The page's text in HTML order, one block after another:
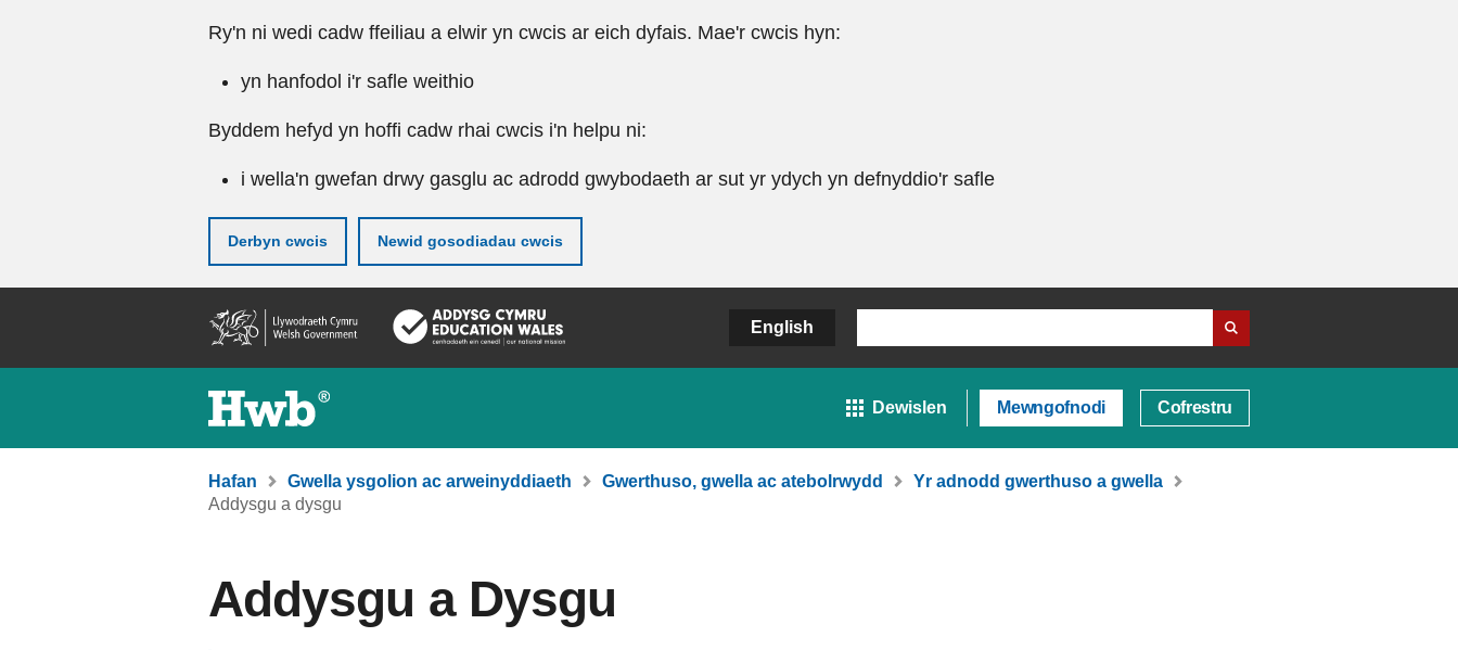
Ry'n ni wedi cadw ffeiliau a elwir yn cwcis ar eich dyfais. Mae'r cwcis hyn:
yn hanfodol i'r safle weithio
Byddem hefyd yn hoffi cadw rhai cwcis i'n helpu ni:
i wella'n gwefan drwy gasglu ac adrodd gwybodaeth ar sut yr ydych yn defnyddio'r safle
Derbyn cwcis Newid gosodiadau cwcis
gynnwy
English
Dewislen Mewngofnodi Cofrestru
Hafan Gwella ysgolion ac arweinyddiaeth Gwerthuso, gwella ac atebolrwydd
Yr adnodd gwerthuso a gwella
Addysgu a dysgu
Addysgu a Dysgu